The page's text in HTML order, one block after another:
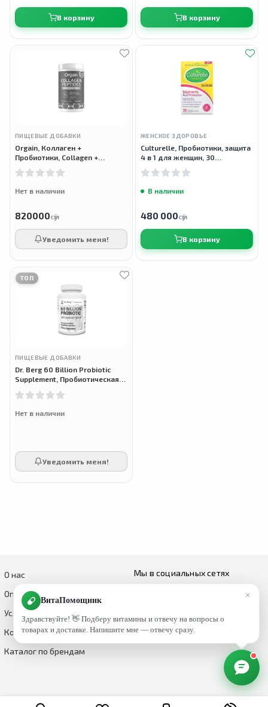
В корзину В корзину
ПИЩЕВЫЕ ДОБАВКИ
Orgain, Коллаген +
Пробиотики, Collagen +
Probiotics, 726 г
Нет в наличии
820000сӯм
Уведомить меня!
ЖЕНСКОЕ ЗДОРОВЬЕ
Culturelle, Пробиотики, защита
4 в 1 для женщин, 30
вегетарианских капсул
В наличии
480 000сӯм
В корзину
ТОП
ПИЩЕВЫЕ ДОБАВКИ
Dr. Berg 60 Billion Probiotic
Supplement, Пробиотическая
вегетарианских капсул
Нет в наличии
Уведомить меня!
О нас
Оплата и доставка
Условия возврата и обмена
Контакты
Каталог по брендам
Мы в социальных сетях
×
ВитаПомощник
Здравствуйте! 👋 Подберу витамины и отвечу на вопросы о
товарах и доставке. Напишите мне — отвечу сразу.